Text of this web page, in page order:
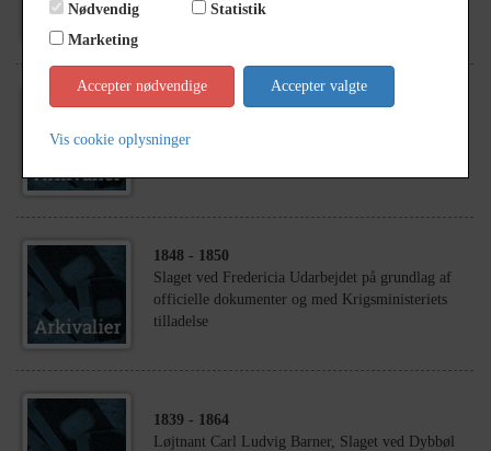
tjeneste i New Zeealand
slægten Høy/Høyer Anetavle diplom
1848 - 1850
Slaget ved Fredericia Udarbejdet på grundlag af
officielle dokumenter og med Krigsministeriets
tilladelse
1839 - 1864
Løjtnant Carl Ludvig Barner, Slaget ved Dybbøl
Nødvendig
Statistik
Marketing
Accepter nødvendige Accepter valgte
Vis cookie oplysninger